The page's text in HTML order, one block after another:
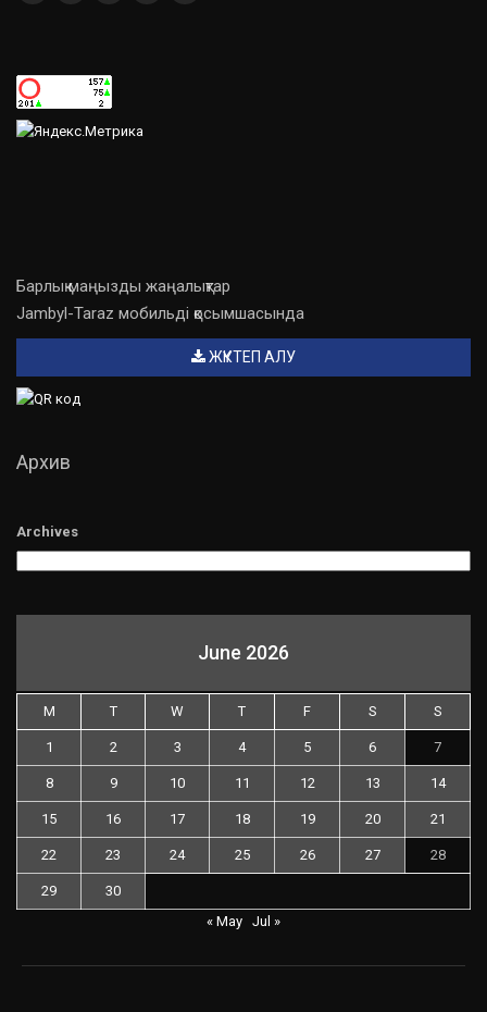
Барлық маңызды жаңалықтар
Jambyl-Taraz мобильді қосымшасында
ЖҮКТЕП АЛУ
Архив
Archives
June 2026
M T W T F S S
1 2 3 4 5 6 7
8 9 10 11 12 13 14
15 16 17 18 19 20 21
22 23 24 25 26 27 28
29
30
« May Jul »